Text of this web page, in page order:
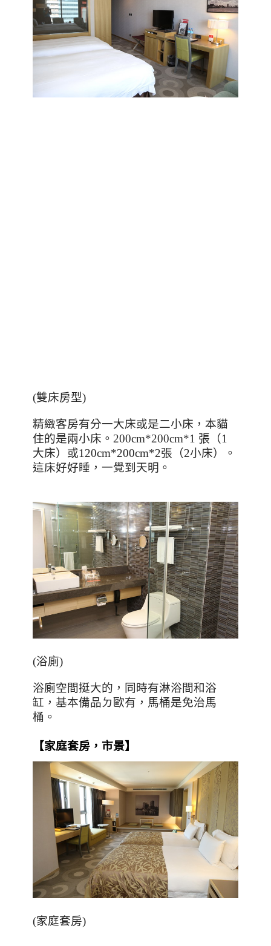
(雙床房型)
精緻客房有分一大床或是二小床，本貓
住的是兩小床。 200cm*200cm*1 張（1
大床）或120cm*200cm*2張（2小床）。
這床好好睡，一覺到天明。
(浴廁)
浴廁空間挺大的，同時有淋浴間和浴
缸，基本備品ㄉ歐有，馬桶是免治馬
桶。
【家庭套房，市景】
(家庭套房)